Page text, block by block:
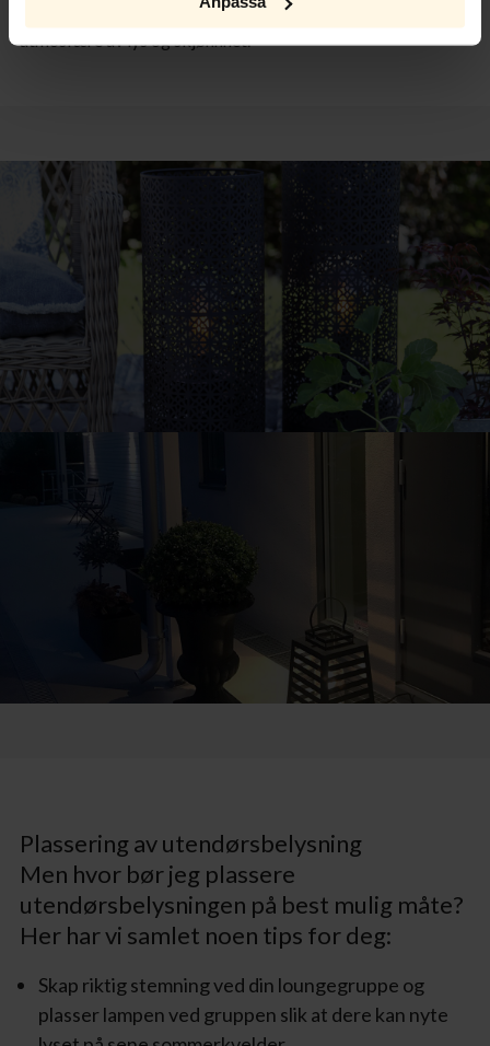
av, sosialisere deg og nyte den vakre kvelden i en forunderlig
atmosfære av lys og skjønnhet.
Plassering av utendørsbelysning
Men hvor bør jeg plassere
utendørsbelysningen på best mulig måte?
Her har vi samlet noen tips for deg:
Skap riktig stemning ved din loungegruppe og
plasser lampen ved gruppen slik at dere kan nyte